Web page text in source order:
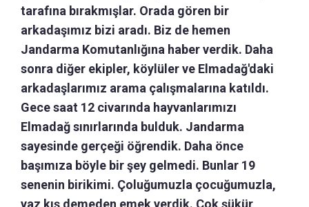
tarafına bırakmışlar. Orada gören bir
arkadaşımız bizi aradı. Biz de hemen
Jandarma Komutanlığına haber verdik. Daha
sonra diğer ekipler, köylüler ve Elmadağ'daki
arkadaşlarımız arama çalışmalarına katıldı.
Gece saat 12 civarında hayvanlarımızı
Elmadağ sınırlarında bulduk. Jandarma
sayesinde gerçeği öğrendik. Daha önce
başımıza böyle bir şey gelmedi. Bunlar 19
senenin birikimi. Çoluğumuzla çocuğumuzla,
yaz kış demeden emek verdik. Çok şükür